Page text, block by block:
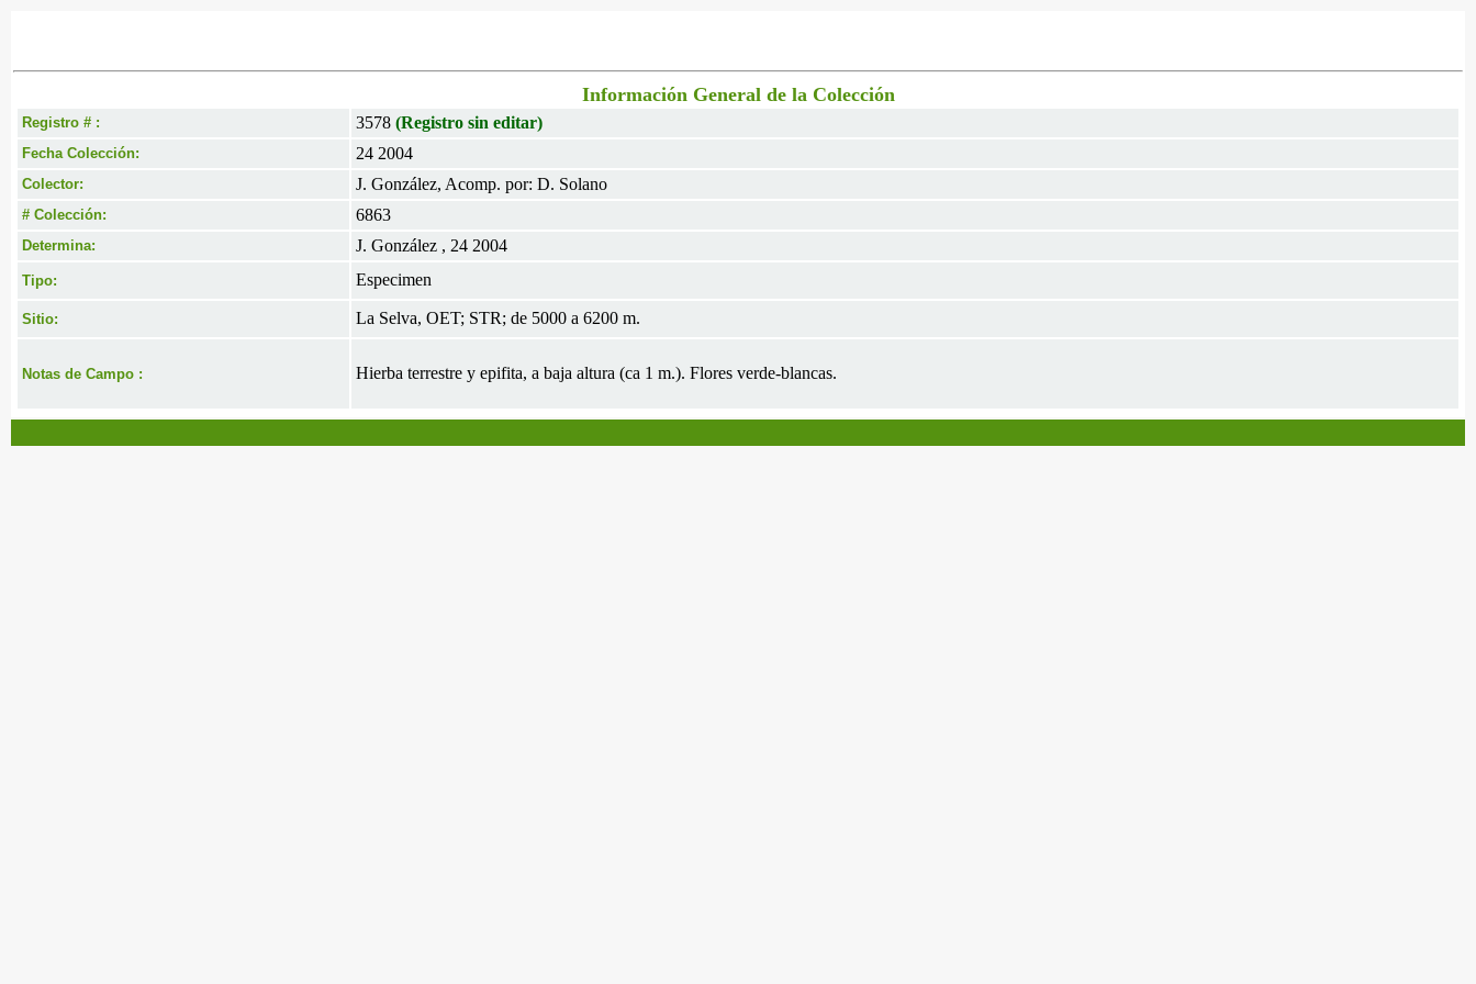
Información General de la Colección
Registro # : 3578 (Registro sin editar)
Fecha Colección: 24 2004
Colector: J. González, Acomp. por: D. Solano
# Colección: 6863
Determina: J. González , 24 2004
Tipo: Especimen
Sitio: La Selva, OET; STR; de 5000 a 6200 m.
Notas de Campo : Hierba terrestre y epifita, a baja altura (ca 1 m.). Flores verde-blancas.